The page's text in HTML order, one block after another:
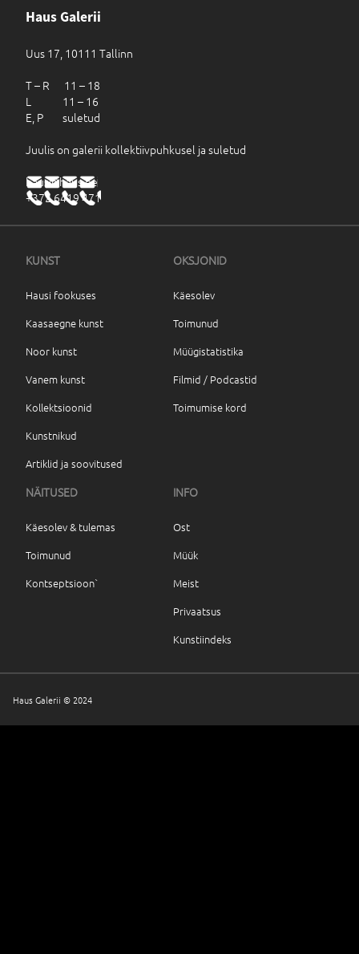
Haus Galerii
Uus 17, 10111 Tallinn
T – R 11 – 18
L 11 – 16
E, P suletud
Juulis on galerii kollektiivpuhkusel ja suletud
haus@haus.ee
+372 6419 471
KUNST
Hausi fookuses
Kaasaegne kunst
Noor kunst
Vanem kunst
Kollektsioonid
Kunstnikud
Artiklid ja soovitused
OKSJONID
Käesolev
Toimunud
Müügistatistika
Filmid / Podcastid
Toimumise kord
NÄITUSED
Käesolev & tulemas
Toimunud
Kontseptsioon`
INFO
Ost
Müük
Meist
Privaatsus
Kunstiindeks
Haus Galerii © 2024